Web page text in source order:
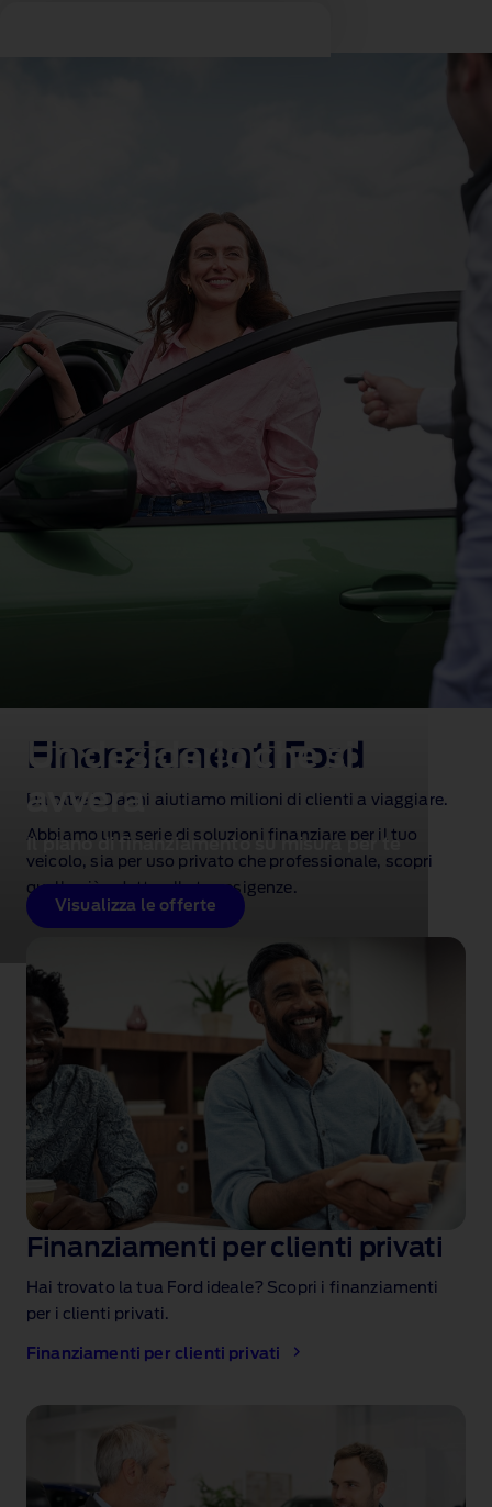
Un desiderio che si
avvera
Il piano di finanziamento su misura per te
Visualizza le offerte
Finanziamenti Ford
Da oltre 50 anni aiutiamo milioni di clienti a viaggiare.
Abbiamo una serie di soluzioni finanziare per il tuo
veicolo, sia per uso privato che professionale, scopri
quella più adatta alle tue esigenze.
Finanziamenti per clienti privati
Hai trovato la tua Ford ideale? Scopri i finanziamenti
per i clienti privati.
Finanziamenti per clienti privati